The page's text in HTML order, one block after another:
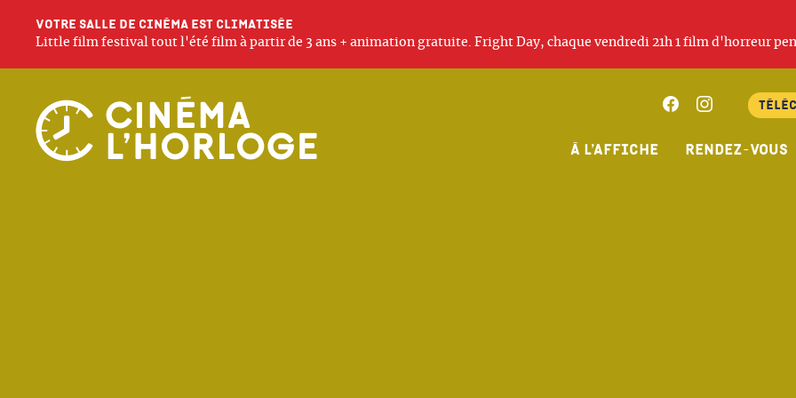
Votre salle de cinéma est climatisée
Little film festival tout l'été film à partir de 3 ans + animation gratuite. Fright Day, chaque vendredi 21h 1 film d'horreur
À l’affiche Rendez-vous
FacebookInstagram